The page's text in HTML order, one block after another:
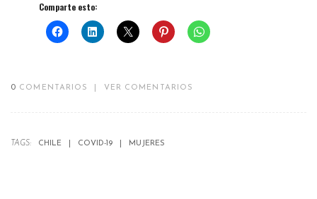
Comparte esto:
0 COMENTARIOS VER COMENTARIOS
TAGS: CHILE COVID-19 MUJERES